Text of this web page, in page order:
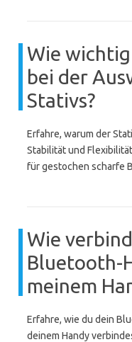
Wie
bei der
Stativs?
Erfahre, warum der
Stabilität und
für gestochen scharfe
Wie
Bluetooth-
meinem
Erfahre, wie du dein
deinem Handy